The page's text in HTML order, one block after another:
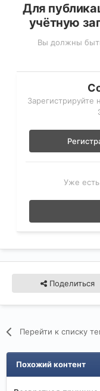
Для
учётную
Вы должны
Зарегистрируйте
Уже есть
Поделиться
Перейти к списку
Похожий контент